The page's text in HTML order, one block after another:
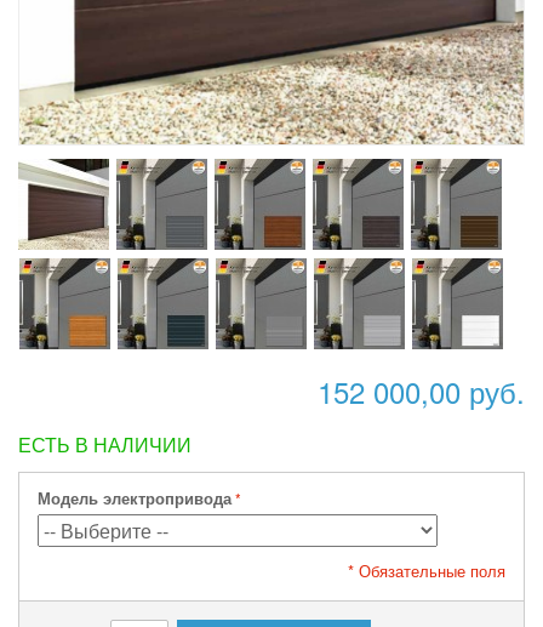
152 000,00 руб.
ЕСТЬ В НАЛИЧИИ
Модель электропривода
* Обязательные поля